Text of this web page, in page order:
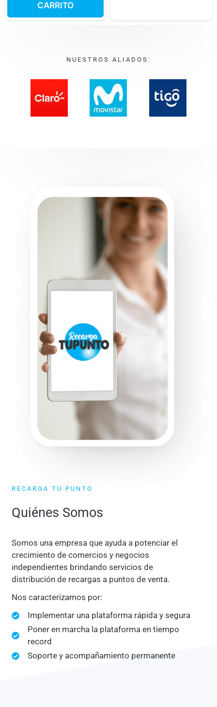
CARRITO
NUESTROS ALIADOS:
RECARGA TU PUNTO
Quiénes Somos
Somos una empresa que ayuda a potenciar el
crecimiento de comercios y negocios
independientes brindando servicios de
distribución de recargas a puntos de venta.
Nos caracterizamos por:
Implementar una plataforma rápida y segura
Poner en marcha la plataforma en tiempo
record
Soporte y acompañamiento permanente